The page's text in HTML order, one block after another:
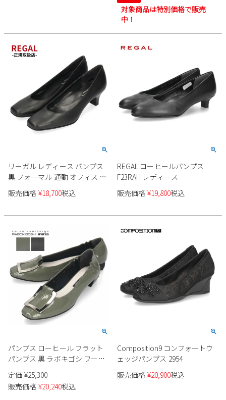
works
対象商品は特別価格で販売
中！
リーガル レディース パンプス
黒 フォーマル 通勤 オフィス 冠
婚葬祭 就職活動 リクルート ブ
ラック 本革 REGAL F04M AF ス
販売価格 ¥18,700税込
REGAL ローヒールパンプス
F23RAH レディース
販売価格 ¥19,800税込
パンプス ローヒール フラット
パンプス 黒 ラボキゴシ ワーク
ス 12763 ブラック グレー 太ヒ
ール レディース 靴 日本製
RABOKIGOSHI works
定価 ¥25,300
販売価格 ¥20,240税込
Composition9 コンフォートウ
ェッジパンプス 2954
販売価格 ¥20,900税込